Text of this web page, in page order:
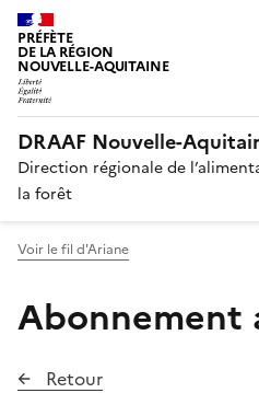
PRÉFÈTE
DE LA RÉGION
NOUVELLE-AQUITAINE
DRAAF Nouvelle-
Direction régionale de
la forêt
Voir le fil d'Ariane
Abonnement
Retour